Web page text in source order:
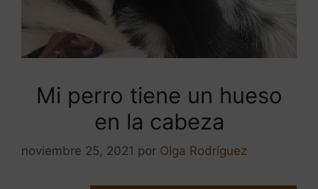
Mi perro tiene un hueso
en la cabeza
noviembre 25, 2021 por Olga Rodríguez